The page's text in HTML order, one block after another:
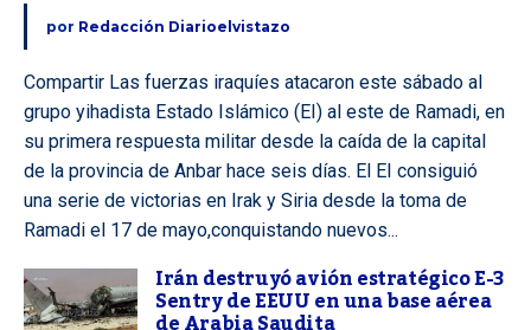
por Redacción Diarioelvistazo
Compartir Las fuerzas iraquíes atacaron este sábado al
grupo yihadista Estado Islámico (EI) al este de Ramadi, en
su primera respuesta militar desde la caída de la capital
de la provincia de Anbar hace seis días. El EI consiguió
una serie de victorias en Irak y Siria desde la toma de
Ramadi el 17 de mayo,conquistando nuevos...
Irán destruyó avión estratégico E-3
Sentry de EEUU en una base aérea